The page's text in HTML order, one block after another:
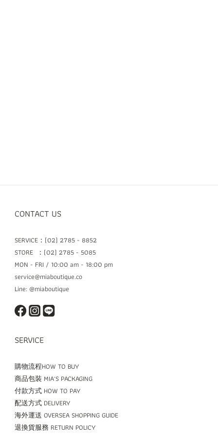
CONTACT US
SERVICE：(02) 2785 - 8852
STORE ：(02) 2785 - 5085
MON - FRI / 10:00 am - 18:00 pm
service@miaboutique.co
Line: @miaboutique
SERVICE
購物流程HOW TO BUY
商品包裝 MIA'S PACKAGING
付款方式 HOW TO PAY
配送方式 DELIVERY
海外運送 OVERSEA SHOPPING GUIDE
退換貨服務 RETURN POLICY